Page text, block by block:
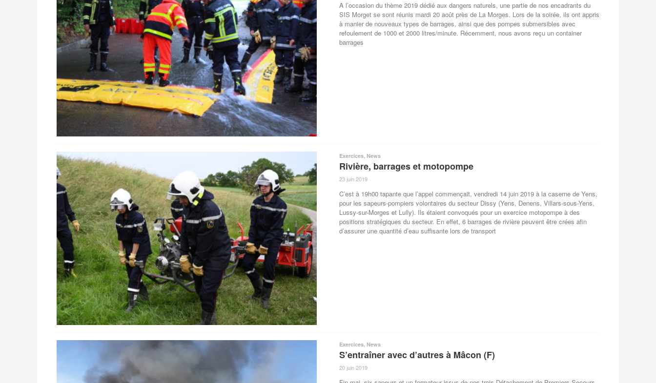
A l’occasion du thème 2019 dédié aux dangers naturels, une partie de nos encadrants du
SIS Morget se sont réunis mardi 20 août près de La Morges. Lors de la soirée, ils ont appris
à manier de nouveaux types de barrages, ainsi que des pompes submersibles avec
refoulement de 1000 et 2000 litres/minute. Récemment, nous avons reçu un container
barrages
Exercices, News
Rivière, barrages et motopompe
23 juin 2019 ·
C’est à 19h00 tapante que l’appel commençait, vendredi 14 juin 2019 à la caserne de Yens,
pour les sapeurs-pompiers volontaires du secteur Dissy (Yens, Denens, Villars-sous-Yens,
Lussy-sur-Morges et Lully). Ils étaient convoqués pour un exercice motopompe à des
positions stratégiques du secteur. En effet, 6 barrages de rivière peuvent être crées afin
d’assurer une quantité d’eau suffisante lors de transport
Exercices, News
S’entraîner avec d’autres à Mâcon (F)
20 juin 2019 ·